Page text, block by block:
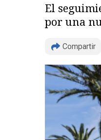
El
por una
Compartir